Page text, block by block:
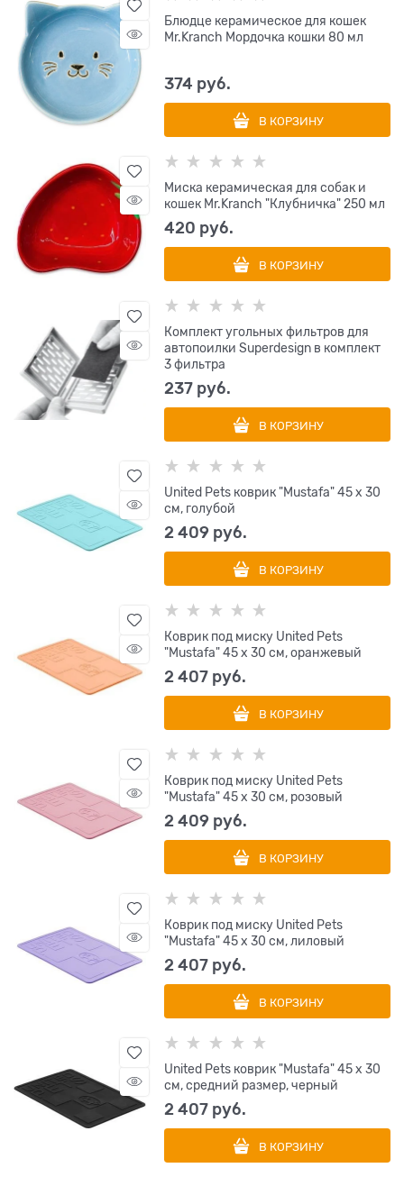
Блюдце керамическое для кошек
Mr.Kranch Мордочка кошки 80 мл
374 руб.
В КОРЗИНУ
Миска керамическая для собак и
кошек Mr.Kranch "Клубничка" 250 мл
420 руб.
В КОРЗИНУ
Комплект угольных фильтров для
автопоилки Superdesign в комплект
3 фильтра
237 руб.
В КОРЗИНУ
United Pets коврик "Mustafa" 45 х 30
см, голубой
2 409 руб.
В КОРЗИНУ
Коврик под миску United Pets
"Mustafa" 45 х 30 см, оранжевый
2 407 руб.
В КОРЗИНУ
Коврик под миску United Pets
"Mustafa" 45 х 30 см, розовый
2 409 руб.
В КОРЗИНУ
Коврик под миску United Pets
"Mustafa" 45 х 30 см, лиловый
2 407 руб.
В КОРЗИНУ
United Pets коврик "Mustafa" 45 х 30
см, средний размер, черный
2 407 руб.
В КОРЗИНУ